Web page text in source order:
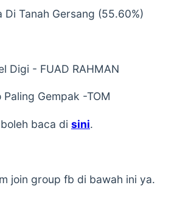
Di Tanah Gersang (55.60%)
Digi - FUAD RAHMAN
Gempak -TOM
baca di sini.
join group fb di bawah ini ya.